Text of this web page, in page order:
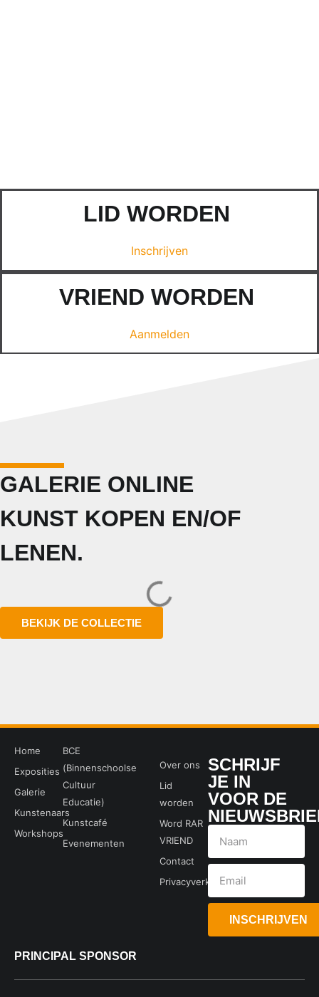
LID WORDEN
Inschrijven
VRIEND WORDEN
Aanmelden
GALERIE ONLINE
KUNST KOPEN EN/OF
LENEN.
BEKIJK DE COLLECTIE
Home
Exposities
Galerie
Kunstenaars
Workshops
BCE
(Binnenschoolse
Cultuur
Educatie)
Kunstcafé
Evenementen
Over ons
Lid
worden
Word RAR
VRIEND
Contact
Privacyverklaring
SCHRIJF
JE IN
VOOR DE
INSCHRIJVEN
PRINCIPAL SPONSOR